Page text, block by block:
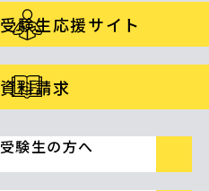
受験生応援サイト
資料請求
受験生の方へ